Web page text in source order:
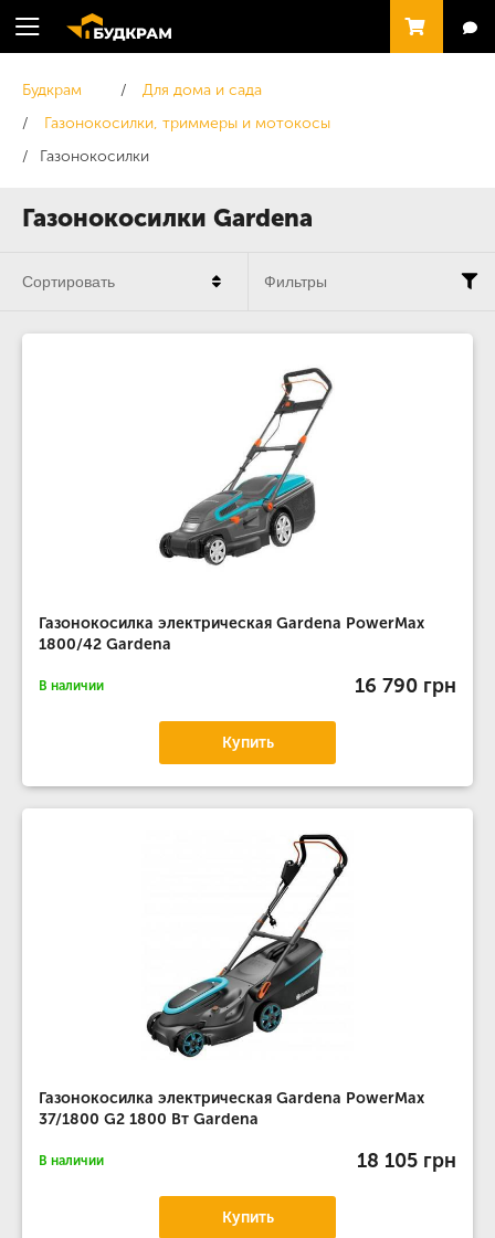
Газонокосилки Gardena
Будкрам
Для дома и сада
Газонокосилки, триммеры и мотокосы
Газонокосилки
Газонокосилка электрическая Gardena PowerMax
1800/42 Gardena
В наличии 16 790 грн
Купить
Газонокосилка электрическая Gardena PowerMax
37/1800 G2 1800 Вт Gardena
В наличии 18 105 грн
Купить
Сортировать Фильтры